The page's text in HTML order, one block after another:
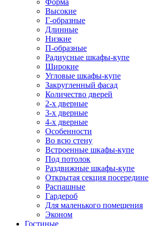
Форма
Высокие
Г-образные
Длинные
Низкие
П-образные
Радиусные шкафы-купе
Широкие
Угловые шкафы-купе
Закругленный фасад
Количество дверей
2-х дверные
3-х дверные
4-х дверные
Особенности
Во всю стену
Встроенные шкафы-купе
Под потолок
Раздвижные шкафы-купе
Открытая секция посередине
Распашные
Гардероб
Для маленького помещения
Эконом
Гостиные